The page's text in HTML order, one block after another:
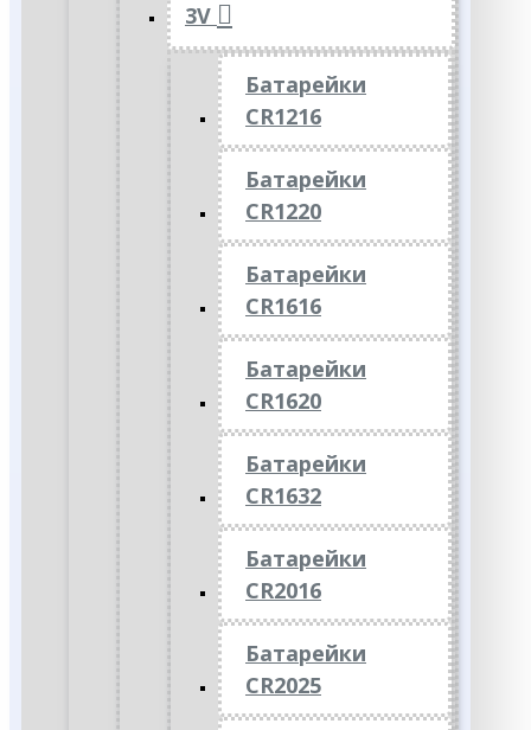
3V
Батарейки
CR1216
Батарейки
CR1220
Батарейки
CR1616
Батарейки
CR1620
Батарейки
CR1632
Батарейки
CR2016
Батарейки
CR2025